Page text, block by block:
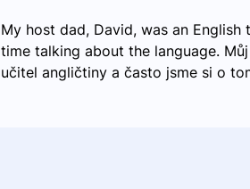
My host dad, David, was an
time talking about the language.
učitel angličtiny a často jsme si o